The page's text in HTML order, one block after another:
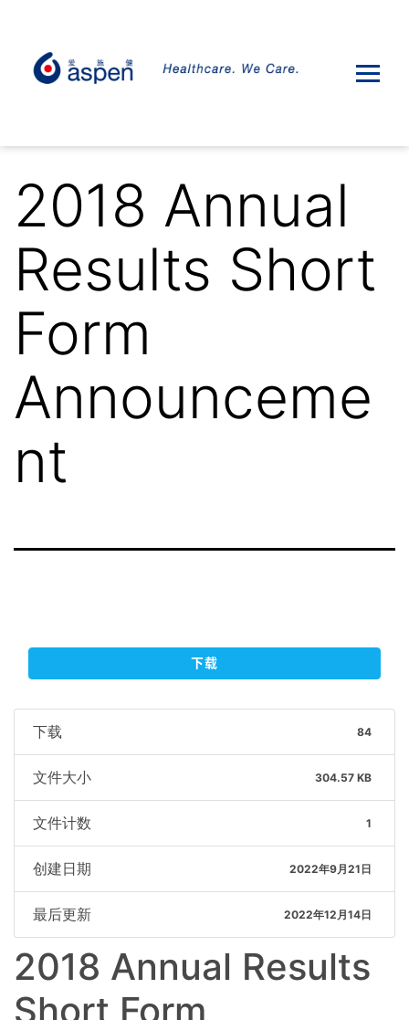
2018 Annual
Results Short
Form
Announceme
nt
下载
下载 84
文件大小 304.57 KB
文件计数 1
创建日期 2022年9月21日
最后更新 2022年12月14日
2018 Annual Results
Short Form